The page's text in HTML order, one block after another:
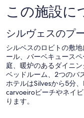
この施設に
シルヴェスのプ
シルベスのロビトの敷
ール、バーベキュース
庭、暖炉のあるダイニ
ベッドルーム、2つのバ
ホテルはSilvesから5分
carvoeiroビーチやネイ
ります。